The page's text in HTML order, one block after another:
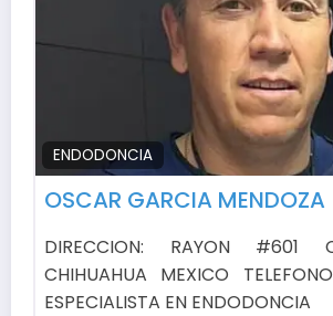
ENDODONCIA
OSCAR GARCIA MENDOZA
DIRECCION: RAYON #601
CHIHUAHUA MEXICO
ESPECIALISTA EN ENDODONCIA